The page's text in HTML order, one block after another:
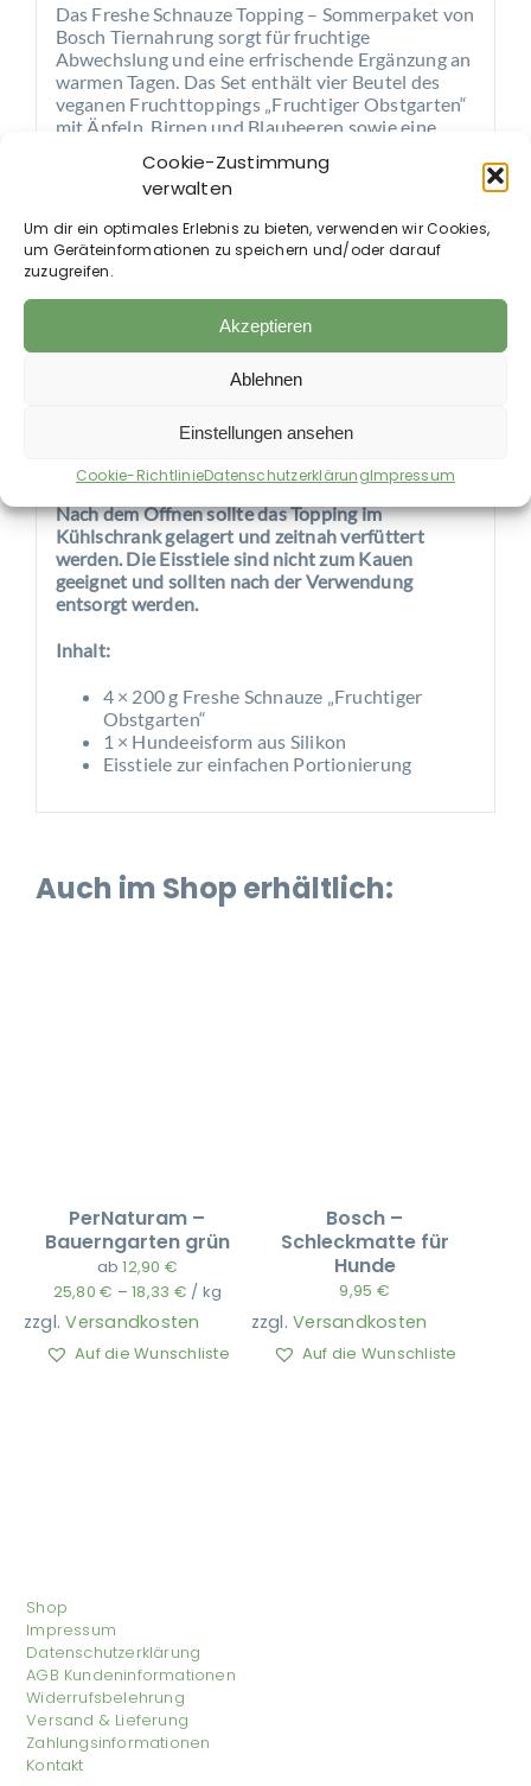
Cookie-Zustimmung
verwalten
Um dir ein optimales Erlebnis zu bieten, verwenden wir Cookies,
um Geräteinformationen zu speichern und/oder darauf
zuzugreifen.
Akzeptieren
Ablehnen
Einstellungen ansehen
Cookie-RichtlinieDatenschutzerklärungImpressum
Das Freshe Schnauze Topping – Sommerpaket von
Bosch Tiernahrung sorgt für fruchtige
Abwechslung und eine erfrischende Ergänzung an
warmen Tagen. Das Set enthält vier Beutel des
veganen Fruchttoppings „Fruchtiger Obstgarten“
mit Äpfeln, Birnen und Blaubeeren sowie eine
sich vielseitig einsetzen – ob als Ergänzung zum
täglichen Futter oder als Basis für
selbstgemachtes Hundeeis. Die enthaltenen
Ballaststoffe und tragen zu einer ausgewogenen
Ernährung bei.
füllen, Stiel einsetzen, einfrieren – fertig ist die
fruchtige Erfrischung. Ideal für heiße Tage und als
besondere Abwechslung im Napf.
Nach dem Öffnen sollte das Topping im
Kühlschrank gelagert und zeitnah verfüttert
werden. Die Eisstiele sind nicht zum Kauen
geeignet und sollten nach der Verwendung
entsorgt werden.
Inhalt:
4 × 200 g Freshe Schnauze „Fruchtiger
Obstgarten“
1 × Hundeeisform aus Silikon
Eisstiele zur einfachen Portionierung
Auch im Shop erhältlich:
PerNaturam –
Bauerngarten grün
ab12,90 €
25,80€ –18,33 € / kg
zzgl.Versandkosten
Auf die Wunschliste
Bosch –
Schleckmatte für
Hunde
9,95 €
zzgl.Versandkosten
Auf die Wunschliste
Shop
Impressum
Datenschutzerklärung
AGB Kundeninformationen
Widerrufsbelehrung
Versand & Lieferung
Zahlungsinformationen
Kontakt